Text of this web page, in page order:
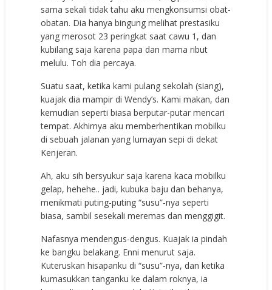
sama sekali tidak tahu aku mengkonsumsi obat-
obatan. Dia hanya bingung melihat prestasiku
yang merosot 23 peringkat saat cawu 1, dan
kubilang saja karena papa dan mama ribut
melulu. Toh dia percaya.
Suatu saat, ketika kami pulang sekolah (siang),
kuajak dia mampir di Wendy’s. Kami makan, dan
kemudian seperti biasa berputar-putar mencari
tempat. Akhirnya aku memberhentikan mobilku
di sebuah jalanan yang lumayan sepi di dekat
Kenjeran.
Ah, aku sih bersyukur saja karena kaca mobilku
gelap, hehehe.. jadi, kubuka baju dan behanya,
menikmati puting-puting “susu”-nya seperti
biasa, sambil sesekali meremas dan menggigit.
Nafasnya mendengus-dengus. Kuajak ia pindah
ke bangku belakang. Enni menurut saja.
Kuteruskan hisapanku di “susu”-nya, dan ketika
kumasukkan tanganku ke dalam roknya, ia